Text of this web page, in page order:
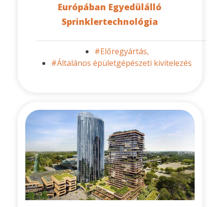
Európában Egyedülálló
Sprinklertechnológia
#Előregyártás,
#Általános épületgépészeti kivitelezés